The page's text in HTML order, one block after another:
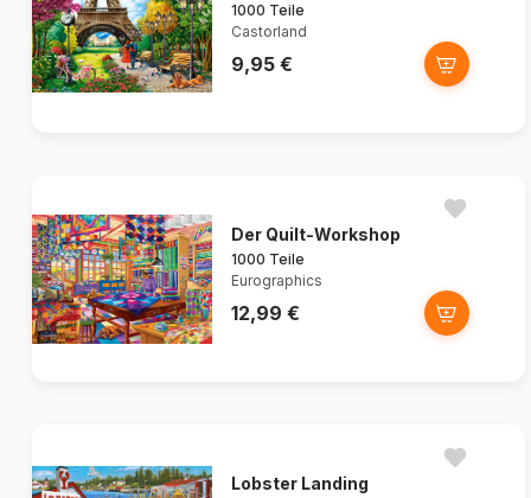
1000 Teile
Castorland
9,95 €
Der Quilt-Workshop
1000 Teile
Eurographics
12,99 €
Lobster Landing